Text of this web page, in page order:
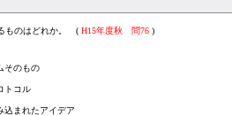
ものはどれか。 ( H15年度秋 問76 )
そのもの
トコル
込まれたアイデア